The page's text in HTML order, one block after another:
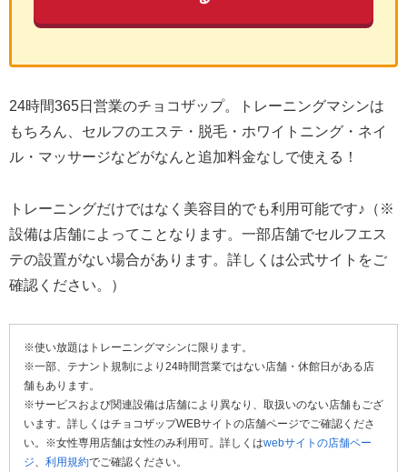
24時間365日営業のチョコザップ。トレーニングマシンは
もちろん、セルフのエステ・脱毛・ホワイトニング・ネイ
ル・マッサージなどがなんと追加料金なしで使える！
トレーニングだけではなく美容目的でも利用可能です♪（※
設備は店舗によってことなります。一部店舗でセルフエス
テの設置がない場合があります。詳しくは公式サイトをご
確認ください。）
※使い放題はトレーニングマシンに限ります。
※一部、テナント規制により24時間営業ではない店舗・休館日がある店
舗もあります。
※サービスおよび関連設備は店舗により異なり、取扱いのない店舗もござ
います。詳しくはチョコザップWEBサイトの店舗ページでご確認くださ
い。※女性専用店舗は女性のみ利用可。詳しくはwebサイトの店舗ペー
ジ、 利用規約でご確認ください。